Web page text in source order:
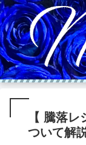
【 騰落
ついて解